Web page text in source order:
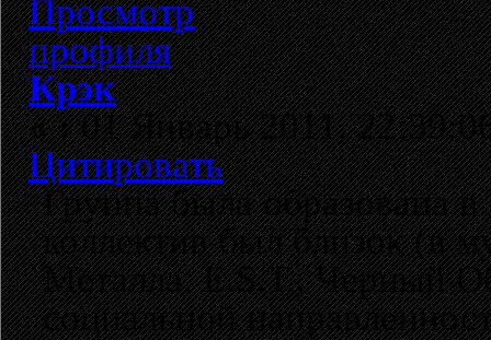
Крэк
«:01 Январь 2011,
Цитировать
Группа была образована
коллектив был близок (в
Металла, E.S.T., Черный
социальной